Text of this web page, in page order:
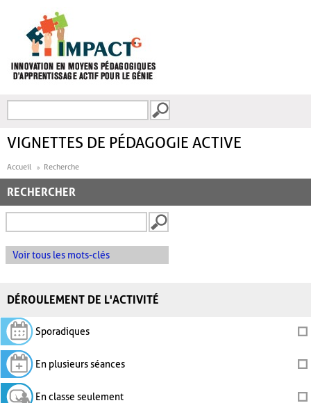
FORMULAIRE DE
VIGNETTES DE PÉDAGOGIE ACTIVE
Accueil Recherche
RECHERCHER
Voir tous les mots-clés
DÉROULEMENT DE L'ACTIVITÉ
Sporadiques
En plusieurs séances
En classe seulement